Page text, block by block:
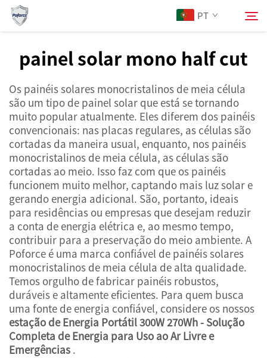
PT
Sobre Nós
Produtos
Serviços
Notícias
Contacte-nos
Pesquisar
painel solar mono half cut
Os painéis solares monocristalinos de meia célula
são um tipo de painel solar que está se tornando
muito popular atualmente. Eles diferem dos painéis
convencionais: nas placas regulares, as células são
cortadas da maneira usual, enquanto, nos painéis
monocristalinos de meia célula, as células são
cortadas ao meio. Isso faz com que os painéis
funcionem muito melhor, captando mais luz solar e
gerando energia adicional. São, portanto, ideais
para residências ou empresas que desejam reduzir
a conta de energia elétrica e, ao mesmo tempo,
contribuir para a preservação do meio ambiente. A
Poforce é uma marca confiável de painéis solares
monocristalinos de meia célula de alta qualidade.
Temos orgulho de fabricar painéis robustos,
duráveis e altamente eficientes. Para quem busca
uma fonte de energia confiável, considere os nossos
estação de Energia Portátil 300W 270Wh - Solução
Completa de Energia para Uso ao Ar Livre e
Emergências .